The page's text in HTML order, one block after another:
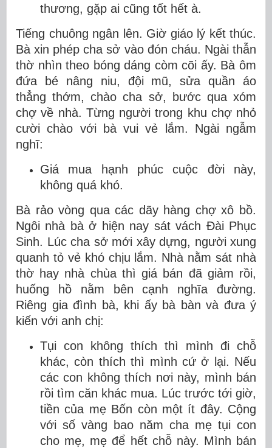
thương, gặp ai cũng tốt hết à.
Tiếng chuông ngân lên. Giờ giáo lý kết thúc.
Bà xin phép cha sở vào đón cháu. Ngài thẫn
thờ nhìn theo bóng dáng còm cõi ấy. Bà ôm
đứa bé nâng niu, đội mũ, sửa quần áo
thẳng thớm, chào cha sở, bước qua xóm
chợ về nhà. Từng người trong khu chợ nhỏ
cười chào với bà vui vẻ lắm. Ngài ngẫm
nghĩ:
Giá mua hạnh phúc cuộc đời này,
không quá khó.
Bà rảo vòng qua các dãy hàng chợ xô bồ.
Ngôi nhà bà ở hiện nay sát vách Đài Phục
Sinh. Lúc cha sở mới xây dựng, người xung
quanh tỏ vẻ khó chịu lắm. Nhà nằm sát nhà
thờ hay nhà chùa thì giá bán đã giảm rồi,
huống hồ nằm bên cạnh nghĩa đường.
Riêng gia đình bà, khi ấy bà bàn và đưa ý
kiến với anh chị:
Tụi con không thích thì mình đi chỗ
khác, còn thích thì mình cứ ở lại. Nếu
các con không thích nơi này, mình bán
rồi tìm căn khác mua. Lúc trước tới giờ,
tiền của mẹ Bốn còn một ít đây. Cộng
với số vàng bao năm cha mẹ tụi con
cho mẹ, mẹ để hết chỗ này. Mình bán